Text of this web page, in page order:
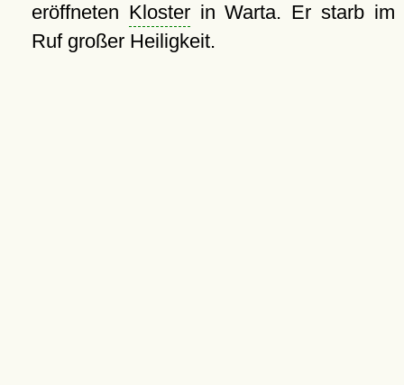
eröffneten Klosterin Warta. Er starb im
Ruf großer Heiligkeit.